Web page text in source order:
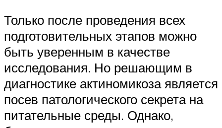
Только после проведения всех
подготовительных этапов можно
быть уверенным в качестве
исследования. Но решающим в
диагностике актиномикоза является
посев патологического секрета на
питательные среды. Однако,